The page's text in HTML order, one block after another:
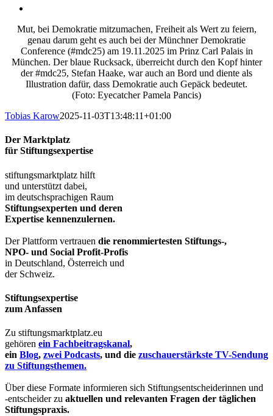
Mut, bei Demokratie mitzumachen, Freiheit als Wert zu feiern,
genau darum geht es auch bei der Münchner Demokratie
Conference (#mdc25) am 19.11.2025 im Prinz Carl Palais in
München. Der blaue Rucksack, überreicht durch den Kopf hinter
der #mdc25, Stefan Haake, war auch an Bord und diente als
Illustration dafür, dass Demokratie auch Gepäck bedeutet.
(Foto: Eyecatcher Pamela Pancis)
Tobias Karow2025-11-03T13:48:11+01:00
Der Marktplatz
für Stiftungsexpertise
stiftungsmarktplatz hilft
und unterstützt dabei,
im deutschsprachigen Raum
Stiftungsexperten und deren
Expertise kennenzulernen.
Der Plattform vertrauen die renommiertesten Stiftungs-,
NPO- und Social Profit-Profis
in Deutschland, Österreich und
der Schweiz.
Stiftungsexpertise
zum Anfassen
Zu stiftungsmarktplatz.eu
gehören ein Fachbeitragskanal,
ein Blog, zwei Podcasts, und die zuschauerstärkste TV-Sendung
zu Stiftungsthemen.
Über diese Formate informieren sich Stiftungsentscheiderinnen und
-entscheider zu aktuellen und relevanten Fragen der täglichen
Stiftungspraxis.